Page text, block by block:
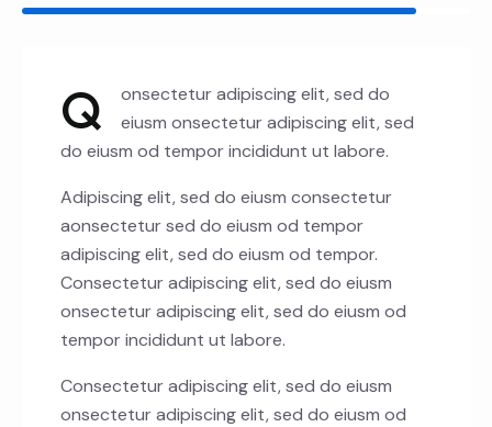
Q
onsectetur adipiscing elit, sed do
eiusm onsectetur adipiscing elit, sed
do eiusm od tempor incididunt ut labore.
Adipiscing elit, sed do eiusm consectetur
aonsectetur sed do eiusm od tempor
adipiscing elit, sed do eiusm od tempor.
Consectetur adipiscing elit, sed do eiusm
onsectetur adipiscing elit, sed do eiusm od
tempor incididunt ut labore.
Consectetur adipiscing elit, sed do eiusm
onsectetur adipiscing elit, sed do eiusm od